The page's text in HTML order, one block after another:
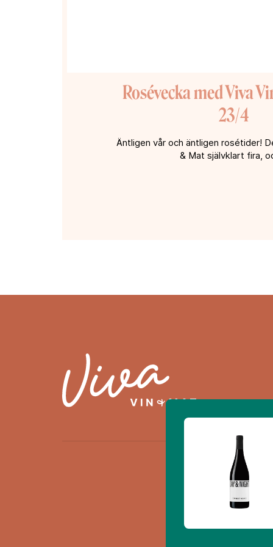
Rosévecka med Viva
23/4
Äntligen vår och äntligen rosétider!
& Mat självklart fira,